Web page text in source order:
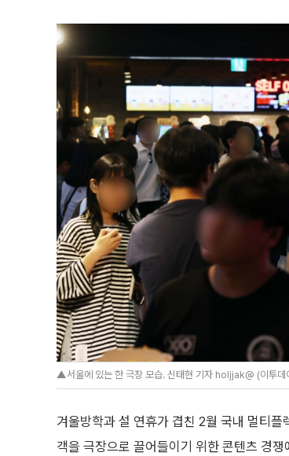
▲서울에 있는 한 극장 모습. 신태현 기자 holjjak@ (이투데
겨울방학과 설 연휴가 겹친 2월 국내 멀티
객을 극장으로 끌어들이기 위한 콘텐츠 경